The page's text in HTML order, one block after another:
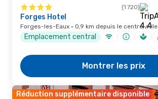
(1 720)
Forges Hotel
Forges-les-Eaux · 0,9 km depuis le centre-ville
Emplacement central
Montrer les prix
Réduction supplémentaire disponible